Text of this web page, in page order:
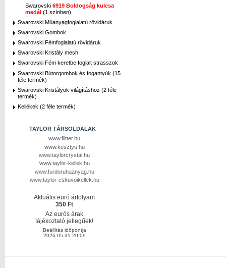
Swarovski 6919 Boldogság kulcsa
medál (1 színben)
Swarovski Műanyagfoglalatú rövidáruk
Swarovski Gombok
Swarovski Fémfoglalatú rövidáruk
Swarovski Kristály mesh
Swarovski Fém keretbe foglalt strasszok
Swarovski Bútorgombok és fogantyúk (15
féle termék)
Swarovski Kristályok világításhoz (2 féle
termék)
Kellékek (2 féle termék)
TAYLOR TÁRSOLDALAK
www.flitter.hu
www.kesztyu.hu
www.taylorcrystal.hu
www.taylor-kellek.hu
www.furdoruhaanyag.hu
www.taylor-eskuvoikellek.hu
Aktuális euró árfolyam
350 Ft
Az eurós árak
tájékoztató jellegűek!
Beállítás időpontja
2026.05.31 20:09